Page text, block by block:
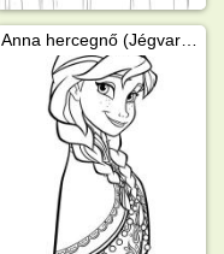
Anna hercegnő (Jégvarázs)